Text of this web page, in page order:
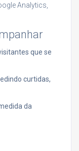
Analytics,
que se
curtidas,
da